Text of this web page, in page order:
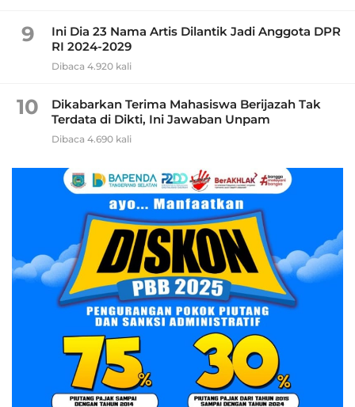
9
Ini Dia 23 Nama Artis Dilantik Jadi Anggota DPR
RI 2024-2029
Dibaca 4.920 kali
10
Dikabarkan Terima Mahasiswa Berijazah Tak
Terdata di Dikti, Ini Jawaban Unpam
Dibaca 4.690 kali